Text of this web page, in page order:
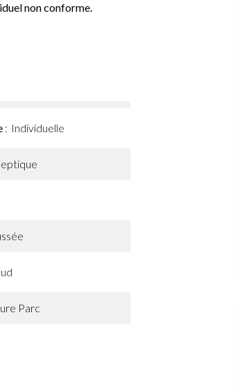
non conforme.
Individuelle
Parc